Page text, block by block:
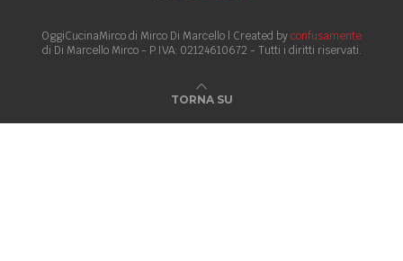
OggiCucinaMirco di Mirco Di Marcello | Created byconfusamente
di Di Marcello Mirco - P.IVA: 02124610672 - Tutti i diritti riservati.
TORNA SU